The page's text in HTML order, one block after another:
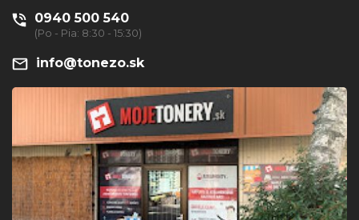
0940 500 540
(Po - Pia: 8:30 - 15:30)
info@tonezo.sk